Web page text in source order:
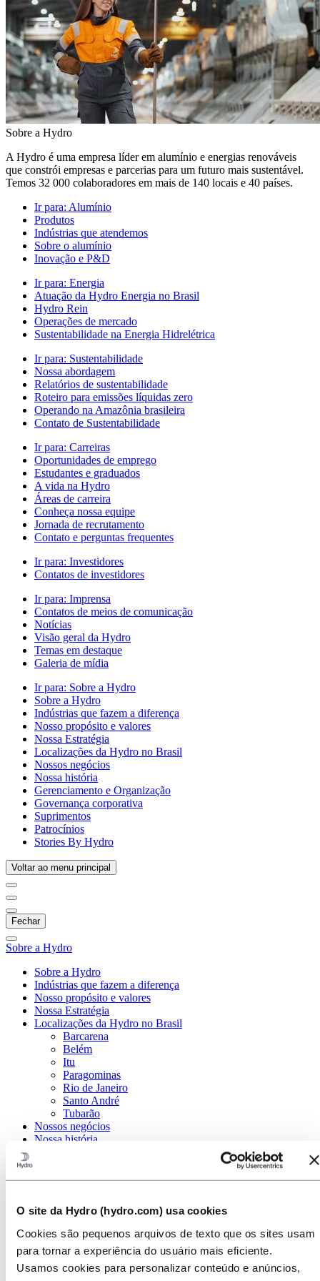
O site da Hydro (hydro.com) usa cookies
Cookies são pequenos arquivos de texto que os sites usam
para tornar a experiência do usuário mais eficiente.
Usamos cookies para personalizar conteúdo e anúncios,
Sobre a Hydro
A Hydro é uma empresa líder em alumínio e energias renováveis
que constrói empresas e parcerias para um futuro mais sustentável.
Temos 32 000 colaboradores em mais de 140 locais e 40 países.
Ir para: Alumínio
Produtos
Indústrias que atendemos
Sobre o alumínio
Inovação e P&D
Ir para: Energia
Atuação da Hydro Energia no Brasil
Hydro Rein
Operações de mercado
Sustentabilidade na Energia Hidrelétrica
Ir para: Sustentabilidade
Nossa abordagem
Relatórios de sustentabilidade
Roteiro para emissões líquidas zero
Operando na Amazônia brasileira
Contato de Sustentabilidade
Ir para: Carreiras
Oportunidades de emprego
Estudantes e graduados
A vida na Hydro
Áreas de carreira
Conheça nossa equipe
Jornada de recrutamento
Contato e perguntas frequentes
Ir para: Investidores
Contatos de investidores
Ir para: Imprensa
Contatos de meios de comunicação
Notícias
Visão geral da Hydro
Temas em destaque
Galeria de mídia
Ir para: Sobre a Hydro
Sobre a Hydro
Indústrias que fazem a diferença
Nosso propósito e valores
Nossa Estratégia
Localizações da Hydro no Brasil
Nossos negócios
Nossa história
Gerenciamento e Organização
Governança corporativa
Suprimentos
Patrocínios
Stories By Hydro
Voltar ao menu principal
Fechar
Sobre a Hydro
Sobre a Hydro
Indústrias que fazem a diferença
Nosso propósito e valores
Nossa Estratégia
Localizações da Hydro no Brasil
Barcarena
Belém
Itu
Paragominas
Rio de Janeiro
Santo André
Tubarão
Nossos negócios
Nossa história
Suprimentos
Hydro Mountain Top, PA
A planta de extrusão da Hydro em Mountain Top, Pensilvânia,
EUA, oferece serviços de extrusão, usinagem, fabricação e